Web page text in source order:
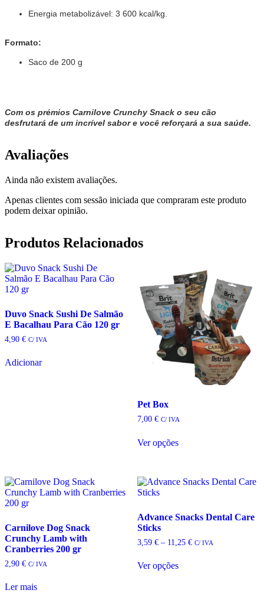
Energia metabolizável: 3 600 kcal/kg.
Formato:
Saco de 200 g
Com os prémios Carnilove Crunchy Snack o seu cão
desfrutará de um incrível sabor e você reforçará a sua saúde.
Avaliações
Ainda não existem avaliações.
Apenas clientes com sessão iniciada que compraram este produto
podem deixar opinião.
Produtos Relacionados
Duvo Snack Sushi De Salmão
E Bacalhau Para Cão 120 gr
4,90 € C/ IVA
Adicionar
Pet Box
7,00 € C/ IVA
Ver opções
multiple
variants.
options
may
be
chosen
the
Carnilove Dog Snack
Crunchy Lamb with
Cranberries 200 gr
2,90 € C/ IVA
Ler mais
Advance Snacks Dental Care
Sticks
3,59 € – 11,25 €Price
C/ IVA
Ver opções